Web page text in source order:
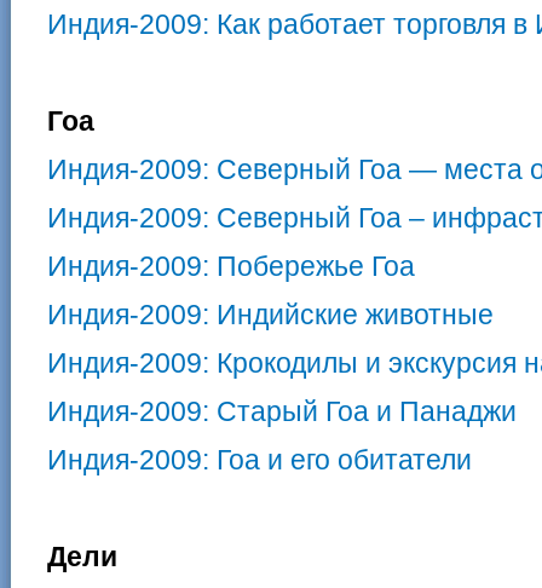
Индия-2009: Как работает торговля
Гоа
Индия-2009: Северный Гоа — места
Индия-2009: Северный Гоа –
Индия-2009: Побережье Гоа
Индия-2009: Индийские животные
Индия-2009: Крокодилы и экскурсия
Индия-2009: Старый Гоа и Панаджи
Индия-2009: Гоа и его обитатели
Дели